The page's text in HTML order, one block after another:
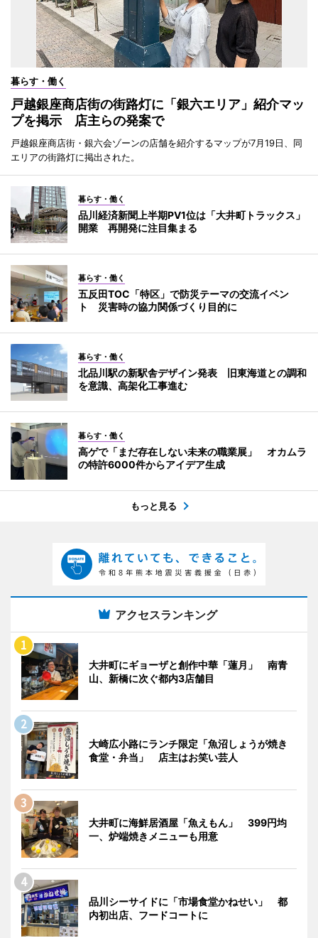
暮らす・働く
戸越銀座商店街の街路灯に「銀六エリア」紹介マッ
プを掲示 店主らの発案で
戸越銀座商店街・銀六会ゾーンの店舗を紹介するマップが7月19日、同
エリアの街路灯に掲出された。
暮らす・働く
品川経済新聞上半期PV1位は「大井町トラックス」
開業 再開発に注目集まる
暮らす・働く
五反田TOC「特区」で防災テーマの交流イベン
ト 災害時の協力関係づくり目的に
暮らす・働く
北品川駅の新駅舎デザイン発表 旧東海道との調和
を意識、高架化工事進む
暮らす・働く
高ゲで「まだ存在しない未来の職業展」 オカムラ
の特許6000件からアイデア生成
もっと見る
アクセスランキング
大井町にギョーザと創作中華「蓮月」 南青
山、新橋に次ぐ都内3店舗目
大崎広小路にランチ限定「魚沼しょうが焼き
食堂・弁当」 店主はお笑い芸人
大井町に海鮮居酒屋「魚えもん」 399円均
一、炉端焼きメニューも用意
品川シーサイドに「市場食堂かねせい」 都
内初出店、フードコートに